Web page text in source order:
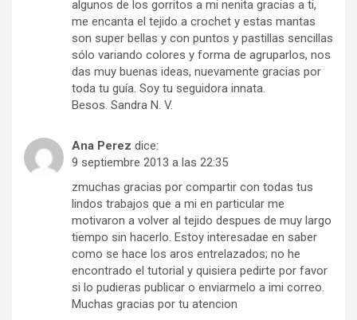
algunos de los gorritos a mi nenita gracias a ti,
me encanta el tejido a crochet y estas mantas
son super bellas y con puntos y pastillas sencillas
sólo variando colores y forma de agruparlos, nos
das muy buenas ideas, nuevamente gracias por
toda tu guía. Soy tu seguidora innata.
Besos. Sandra N. V.
Ana Perez dice:
9 septiembre 2013 a las 22:35
zmuchas gracias por compartir con todas tus
lindos trabajos que a mi en particular me
motivaron a volver al tejido despues de muy largo
tiempo sin hacerlo. Estoy interesadae en saber
como se hace los aros entrelazados; no he
encontrado el tutorial y quisiera pedirte por favor
si lo pudieras publicar o enviarmelo a imi correo.
Muchas gracias por tu atencion